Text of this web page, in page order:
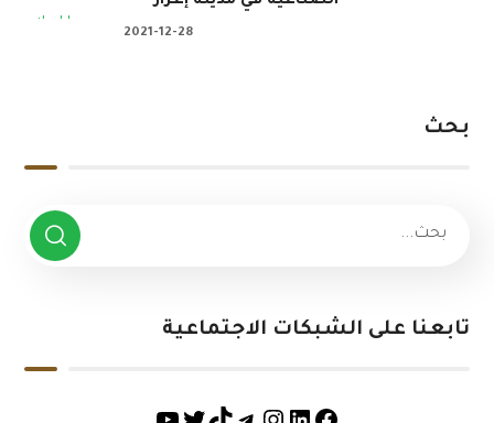
2021-12-28
بحث
تابعنا على الشبكات الاجتماعية